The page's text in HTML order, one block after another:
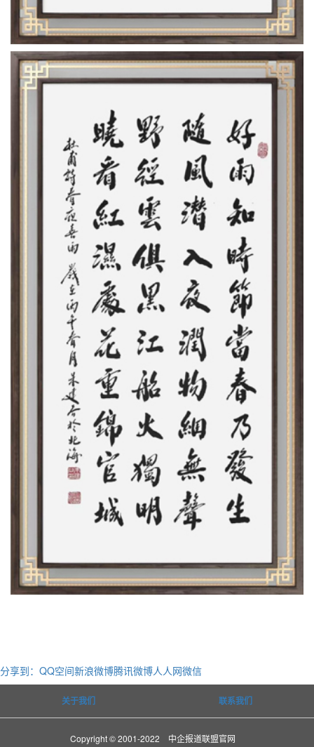
分享到： QQ空间新浪微博腾讯微博人人网微信
关于我们 联系我们
Copyright © 2001-2022 中企报道联盟官网